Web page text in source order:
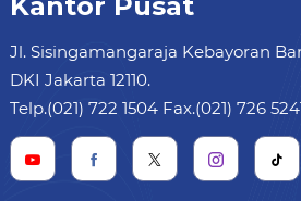
Jl. Sisingamangaraja Kebayoran
DKI Jakarta 12110.
Telp.(021) 722 1504 Fax.(021) 726